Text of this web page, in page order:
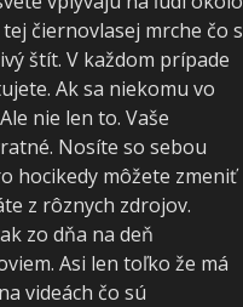
čiernovlasej mrche čo s
štít. V každom prípade
Ak sa niekomu vo
nie len to. Vaše
Nosíte so sebou
hocikedy môžete zmeniť
z rôznych zdrojov.
zo dňa na deň
Asi len toľko že má
videách čo sú